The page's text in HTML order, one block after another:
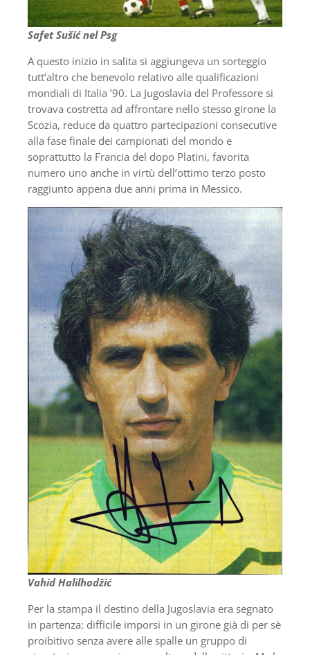
Safet Sušić nel Psg
A questo inizio in salita si aggiungeva un sorteggio
tutt’altro che benevolo relativo alle qualificazioni
mondiali di Italia ’90. La Jugoslavia del Professore si
trovava costretta ad affrontare nello stesso girone la
Scozia, reduce da quattro partecipazioni consecutive
alla fase finale dei campionati del mondo e
soprattutto la Francia del dopo Platini, favorita
numero uno anche in virtù dell’ottimo terzo posto
raggiunto appena due anni prima in Messico.
Vahid Halilhodžić
Per la stampa il destino della Jugoslavia era segnato
in partenza: difficile imporsi in un girone già di per sè
proibitivo senza avere alle spalle un gruppo di